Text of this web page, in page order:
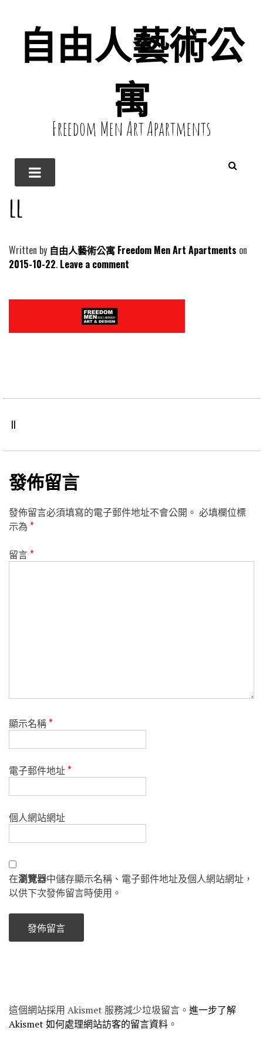
自由人藝術公
寓
Freedom Men Art Apartments
ll
Written by 自由人藝術公寓 Freedom Men Art Apartments
2015-10-22 Leave a comment
ll
發佈留言
發佈留言必須填寫的電子郵件地址不會公開。 必填欄位標
示為 *
留言*
顯示名稱*
電子郵件地址*
個人網站網址
在瀏覽器中儲存顯示名稱、電子郵件地址及個人網站網址，
以供下次發佈留言時使用。
這個網站採用 Akismet 服務減少垃圾留言。 進一步了解
Akismet 如何處理網站訪客的留言資料 。